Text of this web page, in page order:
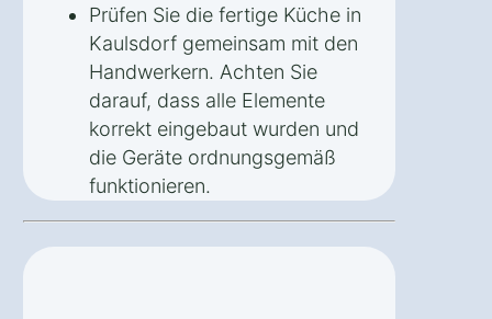
Prüfen Sie die fertige Küche in
Kaulsdorf gemeinsam mit den
Handwerkern. Achten Sie
darauf, dass alle Elemente
korrekt eingebaut wurden und
die Geräte ordnungsgemäß
funktionieren.